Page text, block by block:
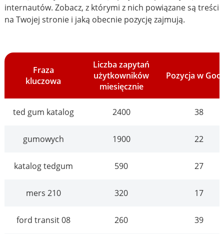
internautów. Zobacz, z którymi z nich powiązane są treści
na Twojej stronie i jaką obecnie pozycję zajmują.
Fraza
kluczowa
Liczba zapytań
użytkowników
miesięcznie
Pozycja w
ted gum katalog 2400 38
gumowych 1900 22
katalog tedgum 590 27
mers 210 320 17
ford transit 08 260 39